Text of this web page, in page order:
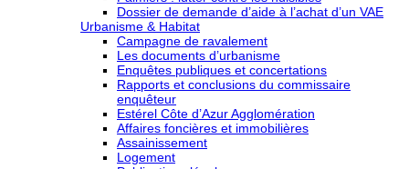
Dossier de demande d’aide à l’achat d’un VAE
Urbanisme & Habitat
Campagne de ravalement
Les documents d’urbanisme
Enquêtes publiques et concertations
Rapports et conclusions du commissaire
enquêteur
Estérel Côte d’Azur Agglomération
Affaires foncières et immobilières
Assainissement
Logement